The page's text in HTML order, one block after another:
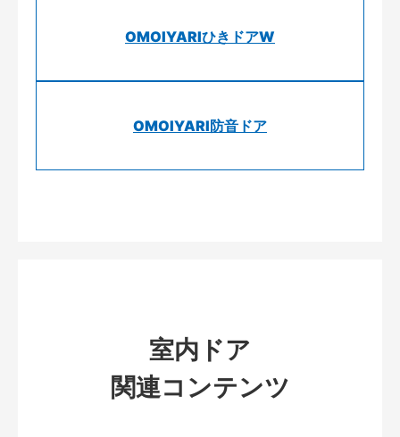
OMOIYARIひきドアW
OMOIYARI防音ドア
室内ドア
関連コンテンツ